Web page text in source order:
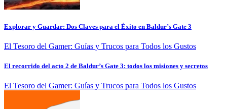
Explorar y Guardar: Dos Claves para el Éxito en Baldur’s Gate 3
El Tesoro del Gamer: Guías y Trucos para Todos los Gustos
El recorrido del acto 2 de Baldur’s Gate 3: todos los misiones y secretos
El Tesoro del Gamer: Guías y Trucos para Todos los Gustos